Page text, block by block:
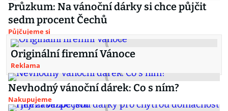
Průzkum: Na vánoční dárky si chce půjčit
sedm procent Čechů
Půjčujeme si
Originální firemní Vánoce
Reklama
Nevhodný vánoční dárek: Co s ním?
Nakupujeme